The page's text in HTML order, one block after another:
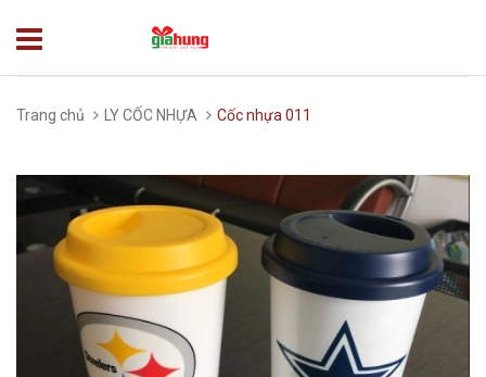
Trang chủ LY CỐC NHỰA Cốc nhựa 011